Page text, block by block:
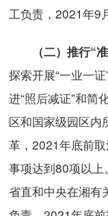
工负责，2021年9
（二）推行“
探索开展“一业一
进“照后减证”和简
区和国家级园区内
革，2021年底前
事项达到80项以上
省直和中央在湘有